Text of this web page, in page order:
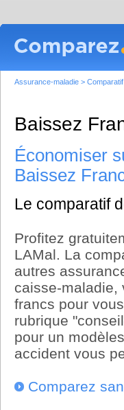
Assurance-maladie >
Baissez
Économiser
Baissez
Le comparatif
Profitez
LAMal. La
autres
caisse-maladie,
francs pour
rubrique
pour un
accident vous
Comparez